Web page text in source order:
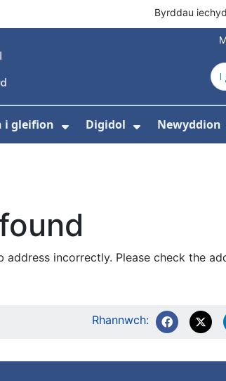
Byrddau iechyd
ar gyfer Gofal iechyd
i gleifion
Dangos isddewislen
Digidol
Dangos
Newyddion
incorrectly. Please check the
Rhannwch: